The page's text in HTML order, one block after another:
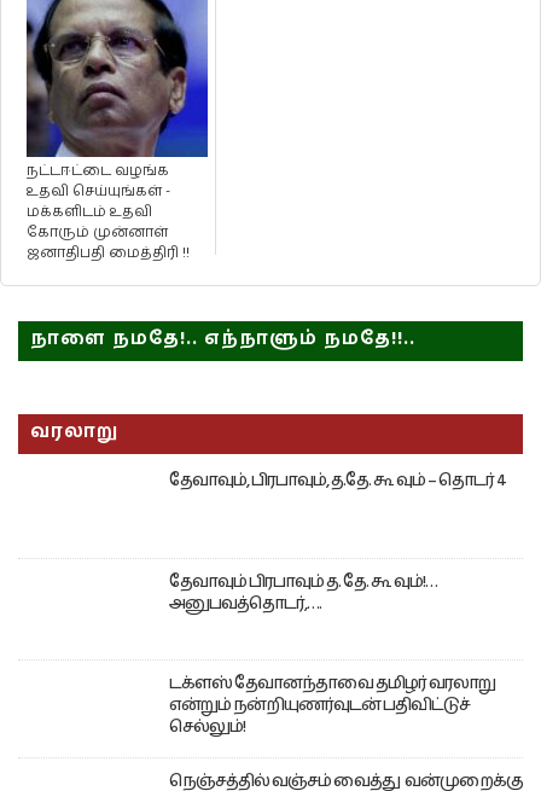
நட்டஈட்டை வழங்க
உதவி செய்யுங்கள் -
மக்களிடம் உதவி
கோரும் முன்னாள்
ஜனாதிபதி மைத்திரி !!
நாளை நமதே!.. எந்நாளும் நமதே!!..
வரலாறு
தேவாவும், பிரபாவும், த.தே. கூ வும் – தொடர் 4
தேவாவும் பிரபாவும் த. தே. கூ வும்!…
அனுபவத்தொடர்,….
டக்ளஸ் தேவானந்தாவை தமிழர் வரலாறு
என்றும் நன்றியுணர்வுடன் பதிவிட்டுச்
செல்லும்!
நெஞ்சத்தில் வஞ்சம் வைத்து வன்முறைக்கு